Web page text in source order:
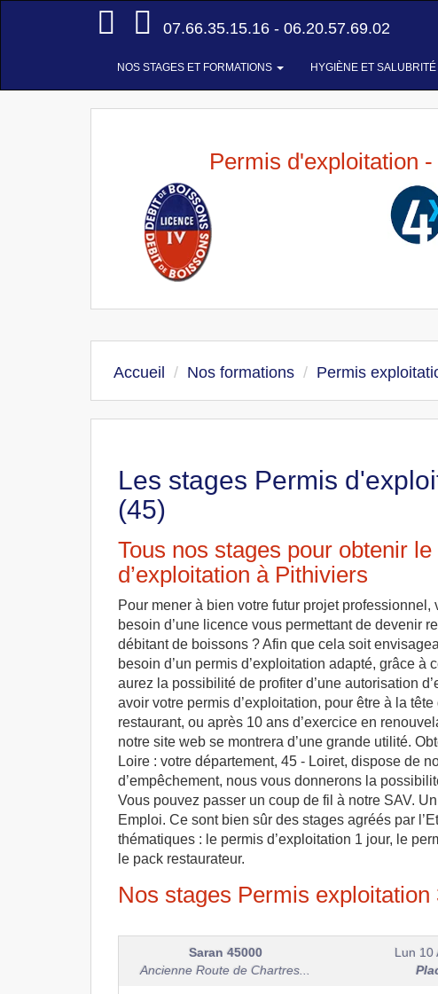
Accueil
07.66.35.15.16 - 06.20.57.69.02
NOS STAGES ET FORMATIONS HYGIÈNE ET SALUBRITÉ
Permis d'exploitation
Accueil Nos formations Permis
Les stages Permis
(45)
Tous nos stages pour obtenir
d’exploitation à Pithiviers
Pour mener à bien votre futur projet professionnel,
besoin d’une licence vous permettant de devenir
débitant de boissons ? Afin que cela soit
besoin d’un permis d’exploitation adapté, grâce à
aurez la possibilité de profiter d’une autorisation
avoir votre permis d’exploitation, pour être à la tête
restaurant, ou après 10 ans d’exercice en
notre site web se montrera d’une grande utilité.
Loire : votre département, 45 - Loiret, dispose de
d’empêchement, nous vous donnerons la
Vous pouvez passer un coup de fil à notre SAV.
Emploi. Ce sont bien sûr des stages agréés par
thématiques : le permis d’exploitation 1 jour, le
le pack restaurateur.
Nos stages Permis
Saran 45000
Ancienne Route de Chartres...
Lun 10